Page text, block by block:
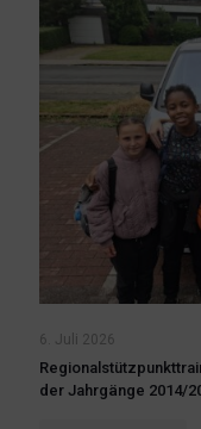
6. Juli 2026
der Jahrgänge 2014/